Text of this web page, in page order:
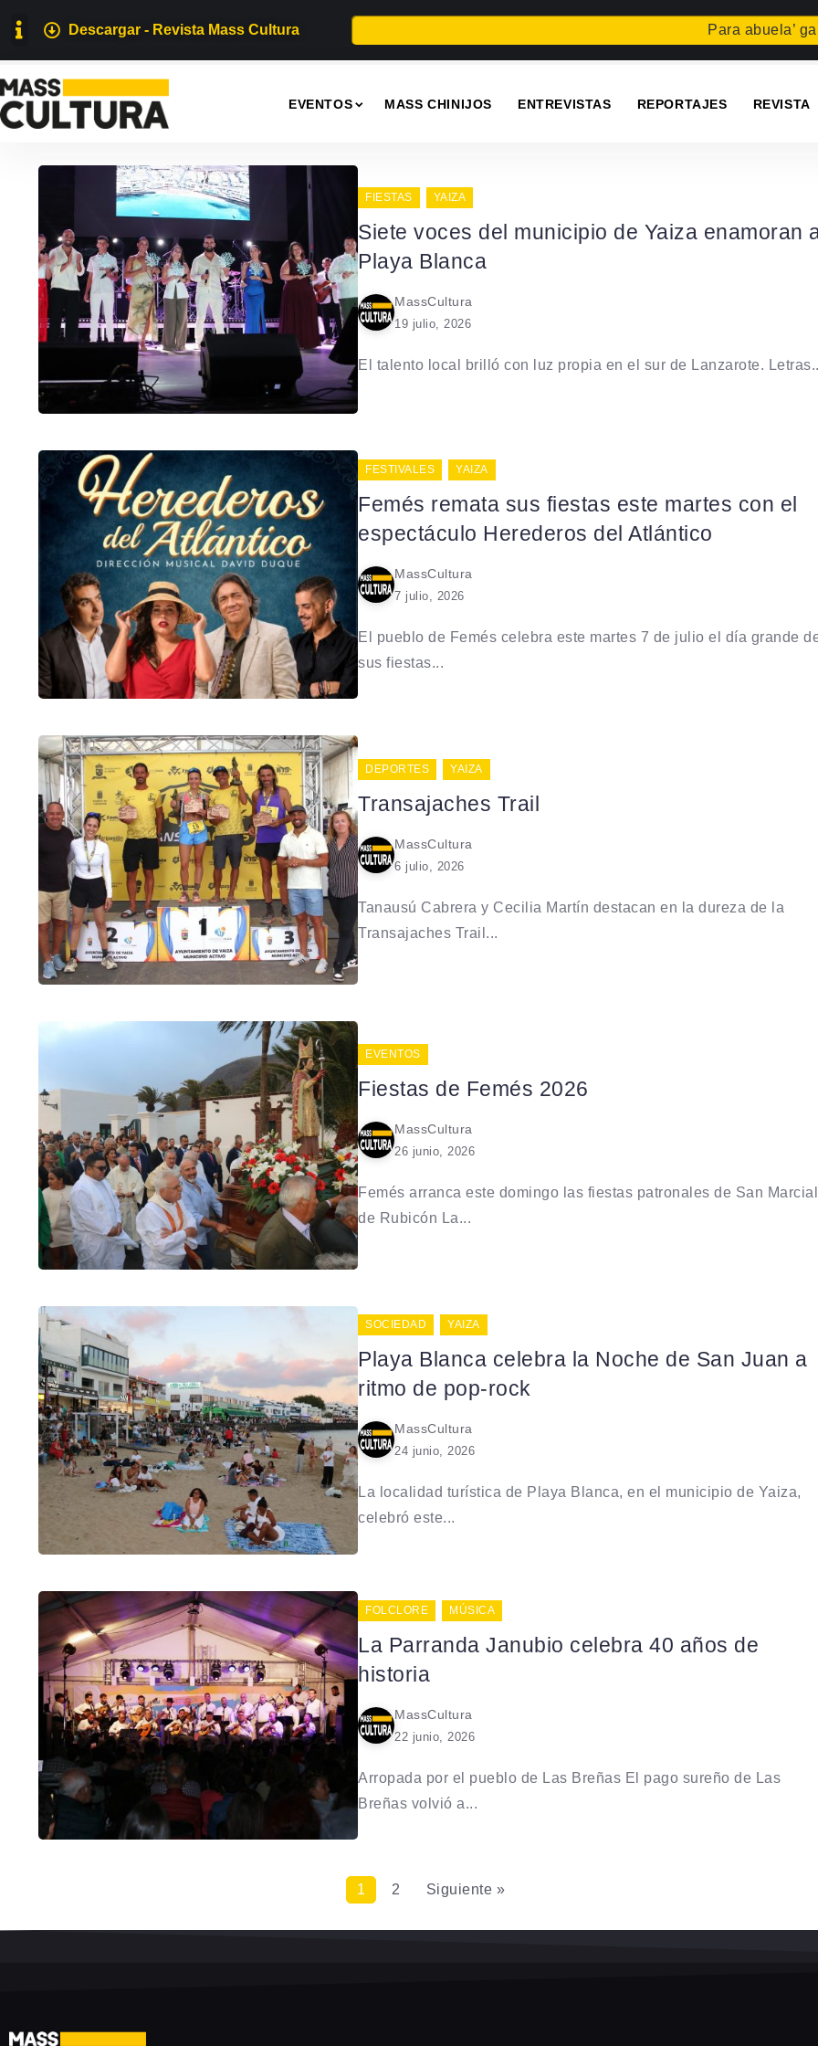
Descargar - Revista Mass Cultura Para abuela’ gana
EVENTOS MASS CHINIJOS ENTREVISTAS REPORTAJES REVISTA
FIESTAS YAIZA
Siete voces del municipio de Yaiza enamoran
Playa Blanca
MassCultura
19 julio, 2026
El talento local brilló con luz propia en el sur de Lanzarote.
FESTIVALES YAIZA
Femés remata sus fiestas este martes con el
espectáculo Herederos del Atlántico
MassCultura
7 julio, 2026
El pueblo de Femés celebra este martes 7 de julio el día grande
sus fiestas...
DEPORTES YAIZA
Transajaches Trail
MassCultura
6 julio, 2026
Tanausú Cabrera y Cecilia Martín destacan en la dureza de la
Transajaches Trail...
EVENTOS
Fiestas de Femés 2026
MassCultura
26 junio, 2026
Femés arranca este domingo las fiestas patronales de San Marcial
de Rubicón La...
SOCIEDAD YAIZA
Playa Blanca celebra la Noche de San Juan a
ritmo de pop-rock
MassCultura
24 junio, 2026
La localidad turística de Playa Blanca, en el municipio de Yaiza,
celebró este...
FOLCLORE MÚSICA
La Parranda Janubio celebra 40 años de
historia
MassCultura
22 junio, 2026
Arropada por el pueblo de Las Breñas El pago sureño de Las
Breñas volvió a...
1 2 Siguiente »